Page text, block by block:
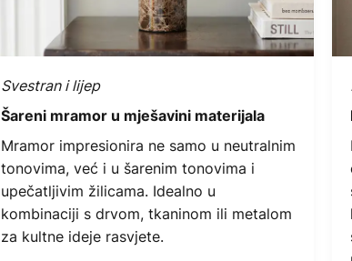
Svestran i lijep
Šareni mramor u mješavini materijala
Mramor impresionira ne samo u neutralnim
tonovima, već i u šarenim tonovima i
upečatljivim žilicama. Idealno u
kombinaciji s drvom, tkaninom ili metalom
za kultne ideje rasvjete.